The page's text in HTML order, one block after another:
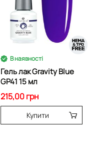
В наявності
Гель лак Gravity Blue
GP41 15 мл
215,00 грн
Купити